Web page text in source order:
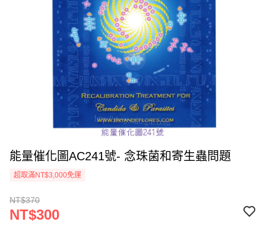
能量催化圖AC241號- 念珠菌和寄生蟲問題
超取滿NT$3,000免運
NT$370
NT$300